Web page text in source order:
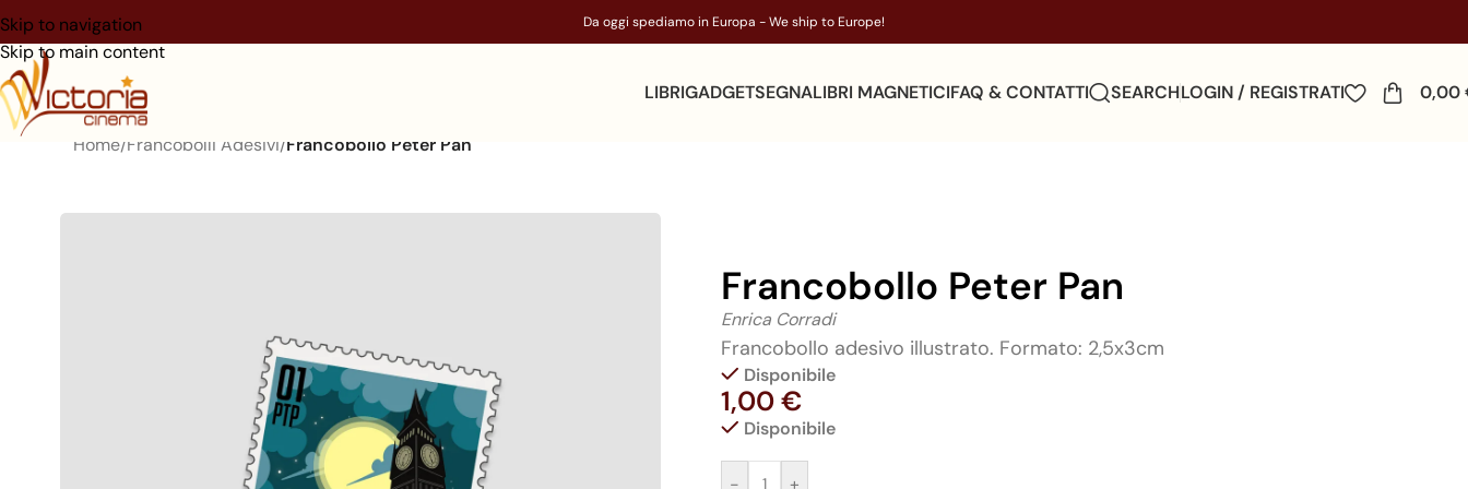
Skip to navigation
Skip to main content
Da oggi spediamo in Europa - We ship to Europe!
LIBRIGADGETSEGNALIBRI MAGNETICIFAQ & CONTATTI SEARCHLOGIN / REGISTRATI 0,00
Home/Francobolli Adesivi/Francobollo Peter Pan
Francobollo Peter Pan
Enrica Corradi
Francobollo adesivo illustrato. Formato: 2,5x3cm
Disponibile
1,00€
Disponibile
- +